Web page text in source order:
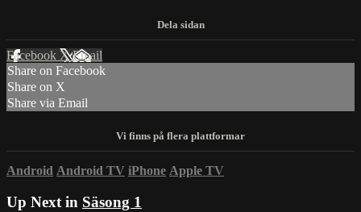
Facebook XEmail
Share on Facebook
Share on X
Share via Email
Android Android TV iPhone Apple TV
Up Next in Säsong 1